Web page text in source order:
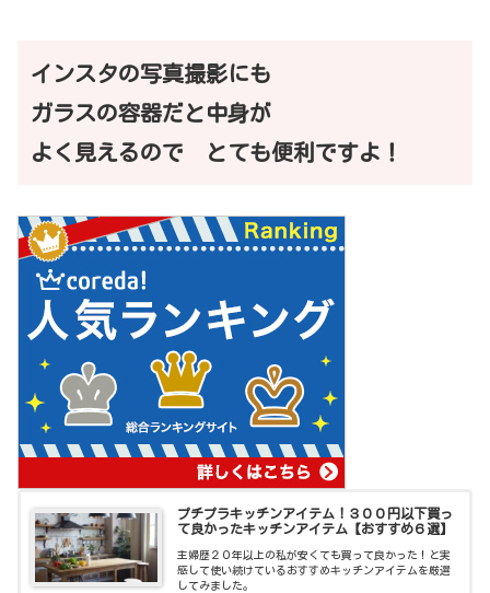
インスタの写真撮影にも
ガラスの容器だと中身が
よく見えるので とても便利ですよ！
プチプラキッチンアイテム！３００円以下買っ
て良かったキッチンアイテム【おすすめ６選】
主婦歴２０年以上の私が安くても買って良かった！と実
感して使い続けているおすすめキッチンアイテムを厳選
してみました。